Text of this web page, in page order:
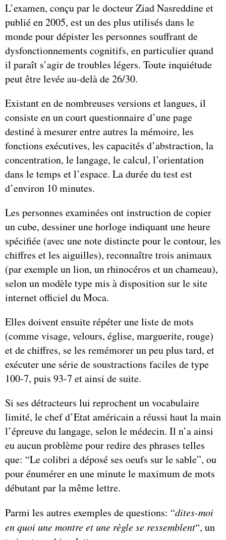
L’examen, conçu par le docteur Ziad Nasreddine et
publié en 2005, est un des plus utilisés dans le
monde pour dépister les personnes souffrant de
dysfonctionnements cognitifs, en particulier quand
il paraît s’agir de troubles légers. Toute inquiétude
peut être levée au-delà de 26/30.
Existant en de nombreuses versions et langues, il
consiste en un court questionnaire d’une page
destiné à mesurer entre autres la mémoire, les
fonctions exécutives, les capacités d’abstraction, la
concentration, le langage, le calcul, l’orientation
dans le temps et l’espace. La durée du test est
d’environ 10 minutes.
Les personnes examinées ont instruction de copier
un cube, dessiner une horloge indiquant une heure
spécifiée (avec une note distincte pour le contour, les
chiffres et les aiguilles), reconnaître trois animaux
(par exemple un lion, un rhinocéros et un chameau),
selon un modèle type mis à disposition sur le site
internet officiel du Moca.
Elles doivent ensuite répéter une liste de mots
(comme visage, velours, église, marguerite, rouge)
et de chiffres, se les remémorer un peu plus tard, et
exécuter une série de soustractions faciles de type
100-7, puis 93-7 et ainsi de suite.
Si ses détracteurs lui reprochent un vocabulaire
limité, le chef d’Etat américain a réussi haut la main
l’épreuve du langage, selon le médecin. Il n’a ainsi
eu aucun problème pour redire des phrases telles
que: “Le colibri a déposé ses oeufs sur le sable”, ou
pour énumérer en une minute le maximum de mots
débutant par la même lettre.
Parmi les autres exemples de questions: “dites-moi
en quoi une montre et une règle se ressemblent“, un